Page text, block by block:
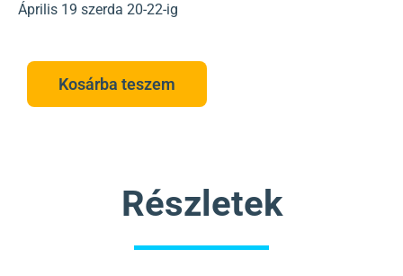
Április 19 szerda 20-22-ig
Kosárba teszem
Részletek